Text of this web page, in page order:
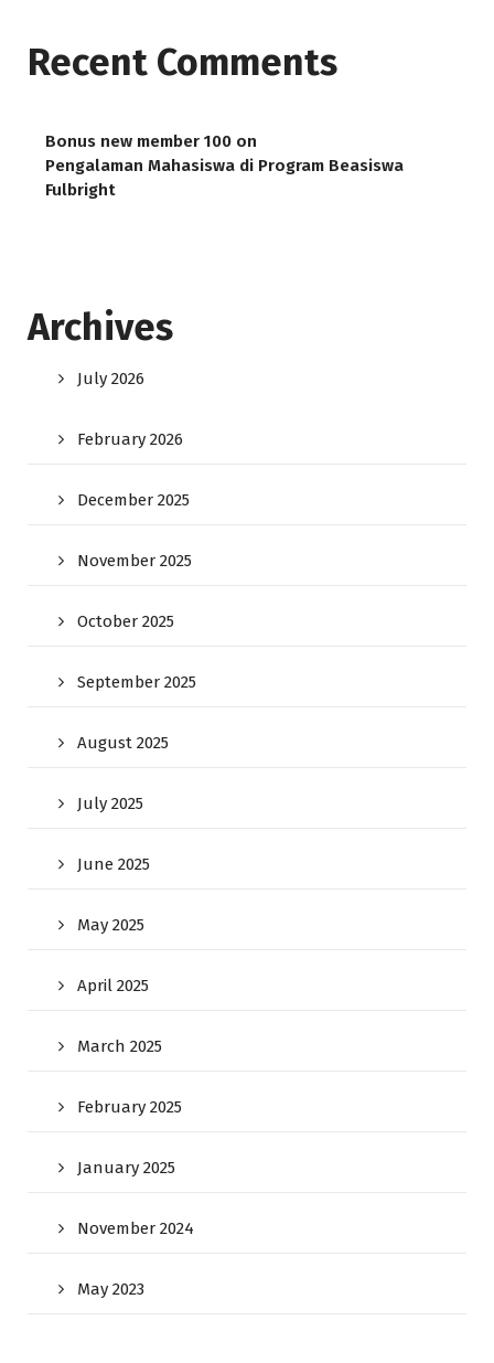
Recent Comments
Bonus new member 100 on
Pengalaman Mahasiswa di Program Beasiswa
Fulbright
Archives
July 2026
February 2026
December 2025
November 2025
October 2025
September 2025
August 2025
July 2025
June 2025
May 2025
April 2025
March 2025
February 2025
January 2025
November 2024
May 2023